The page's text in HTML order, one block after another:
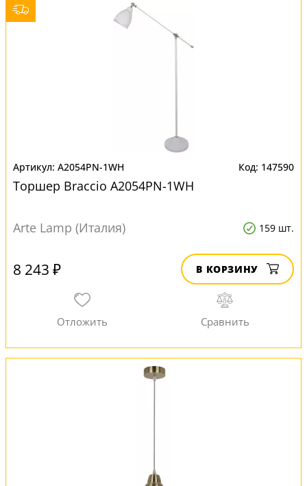
A2054PN-1WH 147590
Торшер Braccio A2054PN-1WH
Arte Lamp (Италия) 159 шт.
8 243 ₽ В КОРЗИНУ